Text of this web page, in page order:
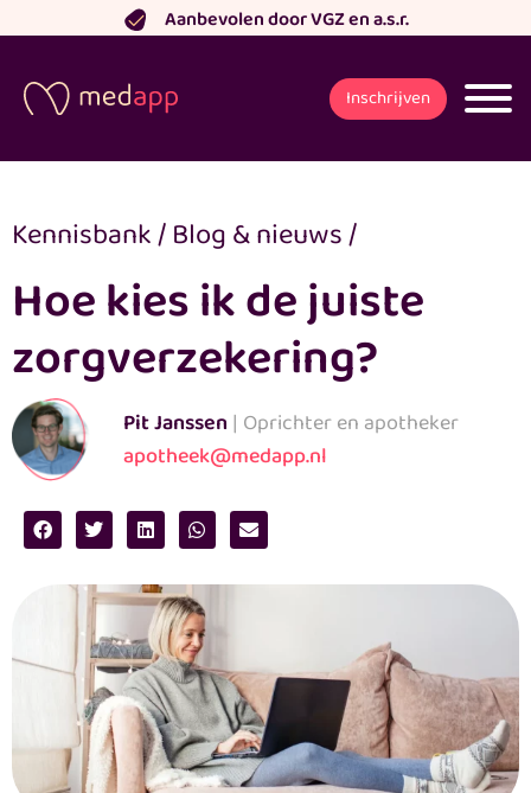
naar
inhoud
Aanbevolen door VGZ en a.s.r.
Inschrijven
Kennisbank/Blog & nieuws/
Hoe kies ik de juiste
zorgverzekering?
Pit Janssen | Oprichter en apotheker
apotheek@medapp.nl